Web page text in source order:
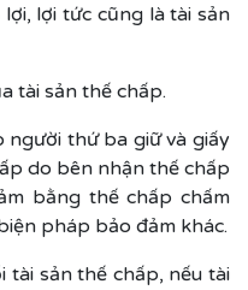
lợi tức cũng là tài sản
tài sản thế chấp.
người thứ ba giữ và giấy
do bên nhận thế chấp
bằng thế chấp chấm
pháp bảo đảm khác.
sản thế chấp, nếu tài